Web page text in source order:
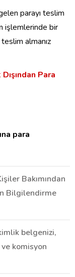
parayı teslim
işlemlerinde bir
almanız
Para
para
Bakımından
Bilgilendirme
belgenizi,
komisyon